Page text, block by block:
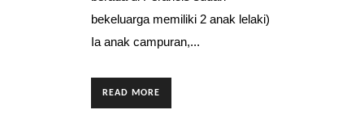
bekeluarga memiliki 2 anak lelaki)
Ia anak campuran,...
READ MORE